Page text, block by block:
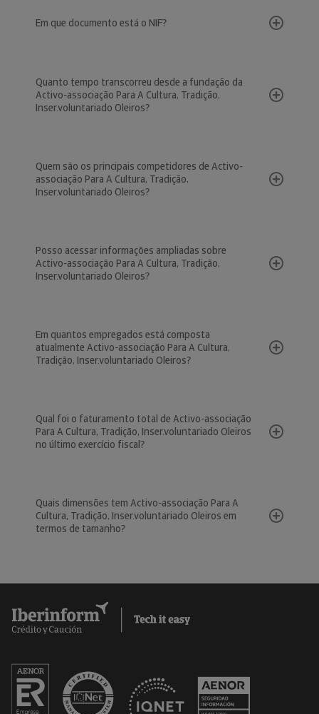
Em que documento está o NIF?
Quanto tempo transcorreu desde a fundação da
Activo-associação Para A Cultura, Tradição,
Inser.voluntariado Oleiros?
Quem são os principais competidores de Activo-
associação Para A Cultura, Tradição,
Inser.voluntariado Oleiros?
Posso acessar informações ampliadas sobre
Activo-associação Para A Cultura, Tradição,
Inser.voluntariado Oleiros?
Em quantos empregados está composta
atualmente Activo-associação Para A Cultura,
Tradição, Inser.voluntariado Oleiros?
Qual foi o faturamento total de Activo-associação
Para A Cultura, Tradição, Inser.voluntariado Oleiros
no último exercício fiscal?
Quais dimensões tem Activo-associação Para A
Cultura, Tradição, Inser.voluntariado Oleiros em
termos de tamanho?